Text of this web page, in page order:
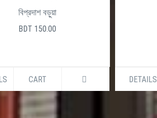
বিপ্রদাশ বড়ুয়া
BDT 150.00
CART DETAILS